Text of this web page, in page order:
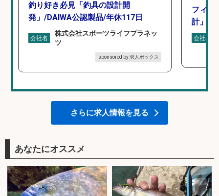
釣り好き必見「釣具の設計開
発」/DAIWA公認製品/年休117日
会社名
株式会社スポーツライフプラネッ
ツ
sponsored by 求人ボックス
フィッ
計」
会社名
さらに求人情報を見る
あなたにオススメ